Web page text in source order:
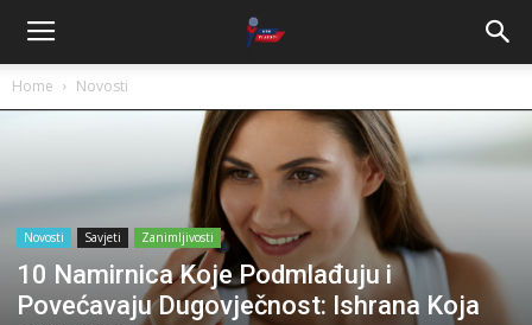
Home Novosti
Novosti Savjeti Zanimljivosti
10 Namirnica Koje Podmlađuju i
Povećavaju Dugovječnost: Ishrana Koja